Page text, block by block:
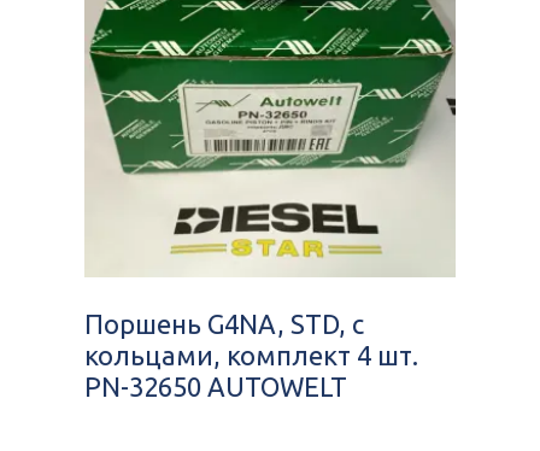
Поршень G4NA, STD, с
кольцами, комплект 4 шт.
PN-32650 AUTOWELT